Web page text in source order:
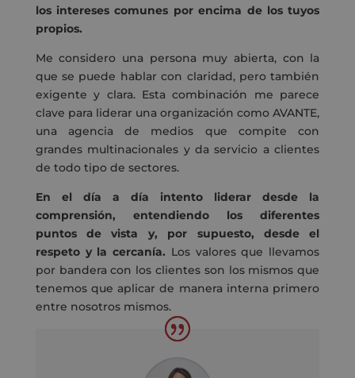
los intereses comunes por encima de los tuyos
propios.
Me considero una persona muy abierta, con la
que se puede hablar con claridad, pero también
exigente y clara. Esta combinación me parece
clave para liderar una organización como AVANTE,
una agencia de medios que compite con
grandes multinacionales y da servicio a clientes
de todo tipo de sectores.
En el día a día intento liderar desde la
comprensión, entendiendo los diferentes
puntos de vista y, por supuesto, desde el
respeto y la cercanía. Los valores que llevamos
por bandera con los clientes son los mismos que
tenemos que aplicar de manera interna primero
entre nosotros mismos.